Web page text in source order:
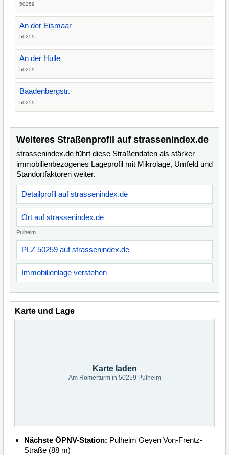
50259
An der Eismaar
50259
An der Hülle
50259
Baadenbergstr.
50259
Weiteres Straßenprofil auf strassenindex.de
strassenindex.de führt diese Straßendaten als stärker
immobilienbezogenes Lageprofil mit Mikrolage, Umfeld und
Standortfaktoren weiter.
Detailprofil auf strassenindex.de
Ort auf strassenindex.de
Pulheim
PLZ 50259 auf strassenindex.de
Immobilienlage verstehen
Karte und Lage
Karte laden
Am Römerturm in 50259 Pulheim
Nächste ÖPNV-Station: Pulheim Geyen Von-Frentz-
Straße (88 m)